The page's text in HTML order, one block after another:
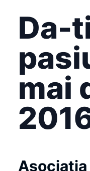
Da-
mai